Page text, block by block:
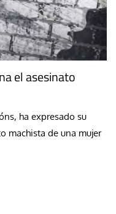
el asesinato
ha expresado su
machista de una mujer